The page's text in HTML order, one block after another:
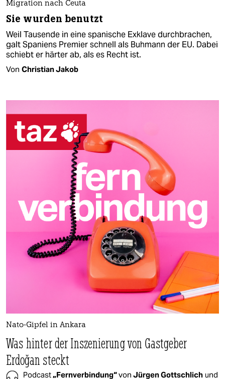
Migration nach Ceuta
Sie wurden benutzt
Weil Tausende in eine spanische Exklave durchbrachen,
galt Spaniens Premier schnell als Buhmann der EU. Dabei
schiebt er härter ab, als es Recht ist.
Von Christian Jakob
Nato-Gipfel in Ankara
Was hinter der Inszenierung von Gastgeber
Erdoğan steckt
Podcast„Fernverbindung“von Jürgen Gottschlich und